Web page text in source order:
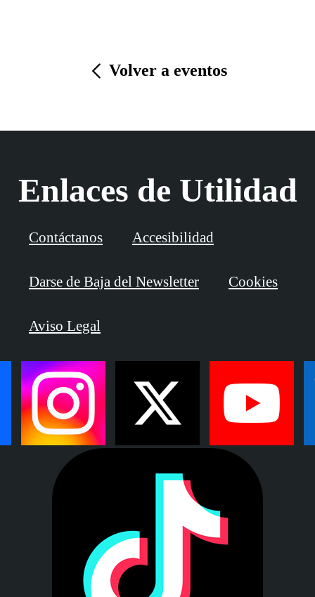
Volver a eventos
Enlaces de Utilidad
Contáctanos Accesibilidad
Darse de Baja del Newsletter Cookies
Aviso Legal